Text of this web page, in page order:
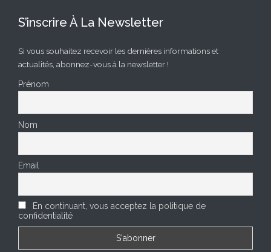
S’inscrire À La Newsletter
Si vous souhaitez recevoir les dernières informations et
actualités, abonnez-vous à la newsletter !
Prénom
Nom
Email
En continuant, vous acceptez la politique de
confidentialité